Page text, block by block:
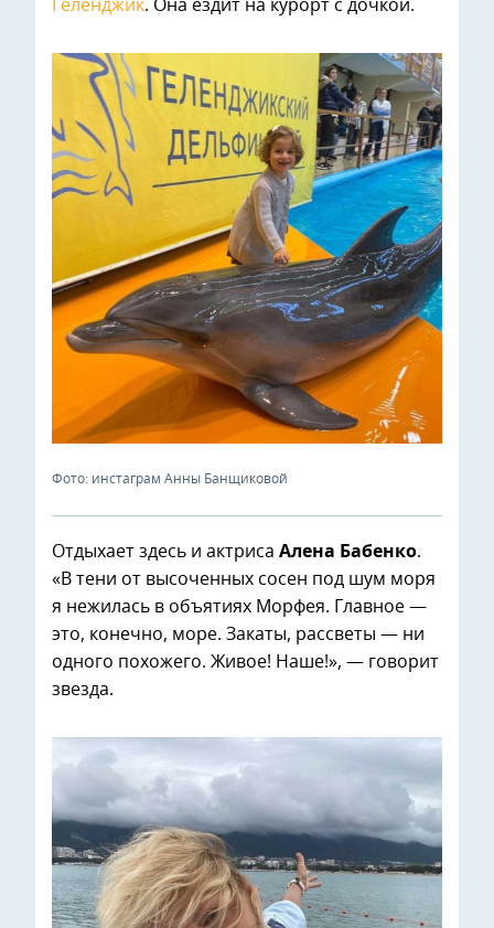
Геленджик. Она ездит на курорт с дочкой.
Фото: инстаграм Анны Банщиковой
Отдыхает здесь и актриса Алена Бабенко.
«В тени от высоченных сосен под шум моря
я нежилась в объятиях Морфея. Главное —
это, конечно, море. Закаты, рассветы — ни
одного похожего. Живое! Наше!», — говорит
звезда.